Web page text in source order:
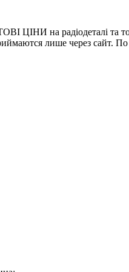
на радіодеталі та
лише через сайт.